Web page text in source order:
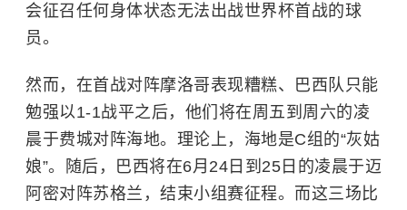
会征召任何身体状态无法出战世界杯首战的球
员。
然而，在首战对阵摩洛哥表现糟糕、巴西队只能
勉强以1-1战平之后，他们将在周五到周六的凌
晨于费城对阵海地。理论上，海地是C组的“灰姑
娘”。随后，巴西将在6月24日到25日的凌晨于迈
阿密对阵苏格兰，结束小组赛征程。而这三场比